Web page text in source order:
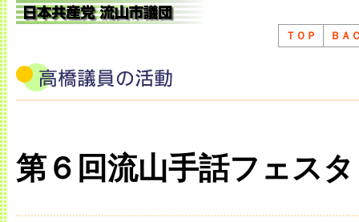
ＴＯＰ ＢＡ
第６回流山手話フェス